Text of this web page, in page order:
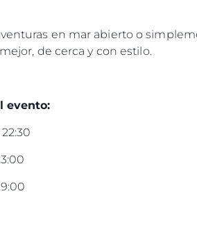
en mar abierto o
de cerca y con estilo.
evento: